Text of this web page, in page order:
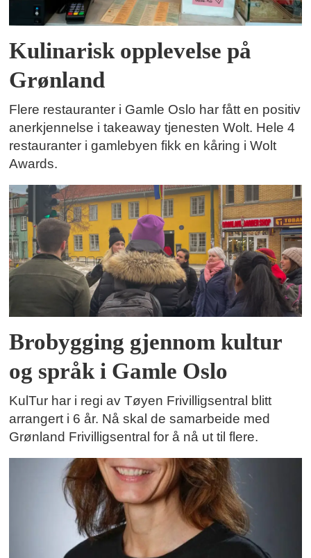
Kulinarisk opplevelse på
Grønland
Flere restauranter i Gamle Oslo har fått en positiv
anerkjennelse i takeaway tjenesten Wolt. Hele 4
restauranter i gamlebyen fikk en kåring i Wolt
Awards.
Brobygging gjennom kultur
og språk i Gamle Oslo
KulTur har i regi av Tøyen Frivilligsentral blitt
arrangert i 6 år. Nå skal de samarbeide med
Grønland Frivilligsentral for å nå ut til flere.